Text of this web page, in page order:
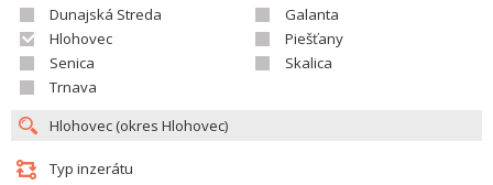
Dunajská Streda
Galanta
Hlohovec
Piešťany
Senica
Skalica
Trnava
Typ inzerátu